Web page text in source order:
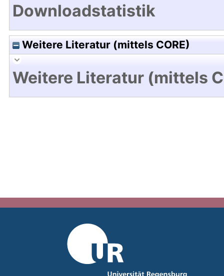
Downloadstatistik
Weitere Literatur (mittels CORE)
Weitere Literatur (mittels